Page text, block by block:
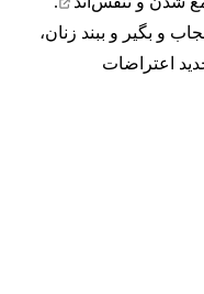
و بگیر و ببند زنان،
اعتراضات